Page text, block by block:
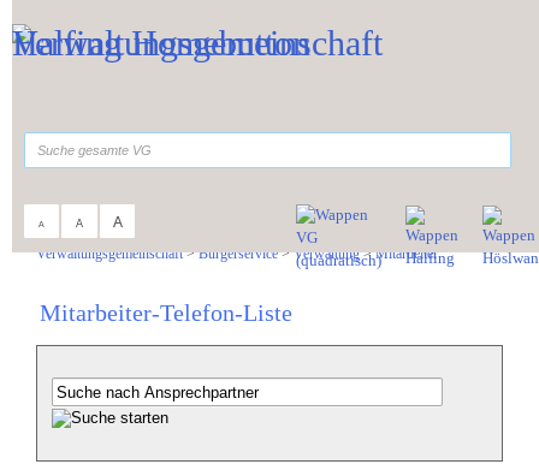
A A A
Verwaltungsgemeinschaft>Bürgerservice>Verwaltung>Mitarbeiter
Mitarbeiter-Telefon-Liste